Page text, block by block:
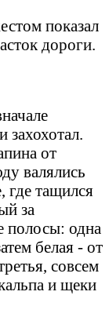
показал
дороги.
захохотал.
от
валялись
где тащился
за
полосы: одна
белая - от
совсем
и щеки